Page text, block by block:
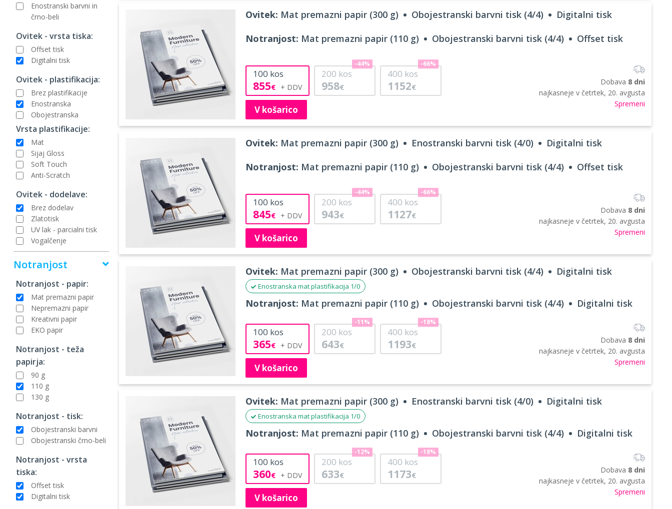
Enostranski barvni in
črno-beli
Ovitek - vrsta tiska:
Offset tisk
Digitalni tisk
Ovitek - plastifikacija:
Brez plastifikacije
Enostranska
Obojestranska
Vrsta plastifikacije:
Mat
Sijaj Gloss
Soft Touch
Anti-Scratch
Ovitek - dodelave:
Brez dodelav
Zlatotisk
UV lak - parcialni tisk
Vogalčenje
Notranjost
Notranjost - papir:
Mat premazni papir
Nepremazni papir
Kreativni papir
EKO papir
Notranjost - teža
papirja:
90 g
110 g
130 g
Notranjost - tisk:
Obojestranski barvni
Obojestranski črno-beli
Notranjost - vrsta
tiska:
Offset tisk
Digitalni tisk
Ovitek: Mat premazni papir (300 g) Obojestranski barvni tisk (4/4) Digitalni tisk
Notranjost: Mat premazni papir (110 g) Obojestranski barvni tisk (4/4) Offset tisk
100 kos
855€
200 kos
958€
-44%
400 kos
1152€
-66%
V košarico
Dobava 8 dni
najkasneje v četrtek, 20. avgusta
Spremeni
Ovitek: Mat premazni papir (300 g) Enostranski barvni tisk (4/0) Digitalni tisk
Notranjost: Mat premazni papir (110 g) Obojestranski barvni tisk (4/4) Offset tisk
100 kos
845€
200 kos
943€
-44%
400 kos
1127€
-66%
V košarico
Dobava 8 dni
najkasneje v četrtek, 20. avgusta
Spremeni
Ovitek: Mat premazni papir (300 g) Obojestranski barvni tisk (4/4) Digitalni tisk
Enostranska mat plastifikacija 1/0
Notranjost: Mat premazni papir (110 g) Obojestranski barvni tisk (4/4) Digitalni tisk
100 kos
365€
200 kos
643€
-11%
400 kos
1193€
-18%
V košarico
Dobava 8 dni
najkasneje v četrtek, 20. avgusta
Spremeni
Ovitek: Mat premazni papir (300 g) Enostranski barvni tisk (4/0) Digitalni tisk
Enostranska mat plastifikacija 1/0
Notranjost: Mat premazni papir (110 g) Obojestranski barvni tisk (4/4) Digitalni tisk
100 kos
360€
200 kos
633€
-12%
400 kos
1173€
-18%
V košarico
Dobava 8 dni
najkasneje v četrtek, 20. avgusta
Spremeni